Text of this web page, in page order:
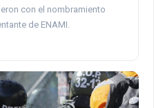
con el nombramiento
de ENAMI.